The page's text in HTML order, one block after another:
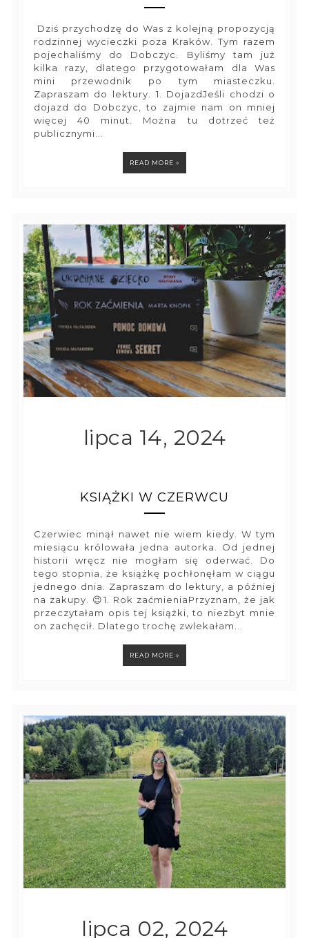
Dziś przychodzę do Was z kolejną propozycją
rodzinnej wycieczki poza Kraków. Tym razem
pojechaliśmy do Dobczyc. Byliśmy tam już
kilka razy, dlatego przygotowałam dla Was
mini przewodnik po tym miasteczku.
Zapraszam do lektury. 1. DojazdJeśli chodzi o
dojazd do Dobczyc, to zajmie nam on mniej
więcej 40 minut. Można tu dotrzeć też
publicznymi...
READ MORE »
lipca 14, 2024
KSIĄŻKI W CZERWCU
Czerwiec minął nawet nie wiem kiedy. W tym
miesiącu królowała jedna autorka. Od jednej
historii wręcz nie mogłam się oderwać. Do
tego stopnia, że książkę pochłonęłam w ciągu
jednego dnia. Zapraszam do lektury, a później
na zakupy. 😉1. Rok zaćmieniaPrzyznam, że jak
przeczytałam opis tej książki, to niezbyt mnie
on zachęcił. Dlatego trochę zwlekałam...
READ MORE »
lipca 02, 2024